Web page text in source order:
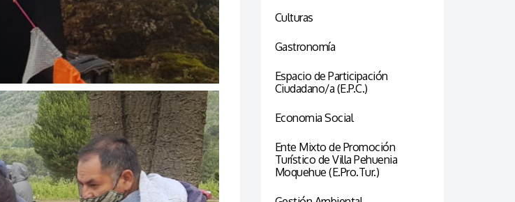
Culturas
Gastronomía
Espacio de Participación
Ciudadano/a (E.P.C.)
Economia Social
Ente Mixto de Promoción
Turístico de Villa Pehuenia
Moquehue (E.Pro.Tur.)